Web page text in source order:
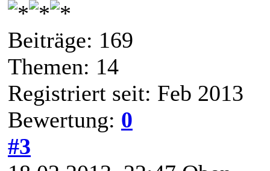
Beiträge: 169
Themen: 14
Registriert seit: Feb 2013
Bewertung: 0
#3